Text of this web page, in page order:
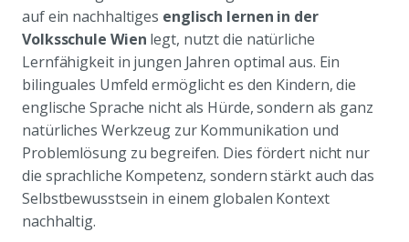
auf ein nachhaltiges englisch lernen in der
Volksschule Wien legt, nutzt die natürliche
Lernfähigkeit in jungen Jahren optimal aus. Ein
bilinguales Umfeld ermöglicht es den Kindern, die
englische Sprache nicht als Hürde, sondern als ganz
natürliches Werkzeug zur Kommunikation und
Problemlösung zu begreifen. Dies fördert nicht nur
die sprachliche Kompetenz, sondern stärkt auch das
Selbstbewusstsein in einem globalen Kontext
nachhaltig.